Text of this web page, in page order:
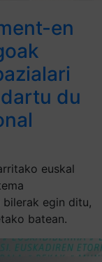
en
du
euskal
egin ditu,
batean.